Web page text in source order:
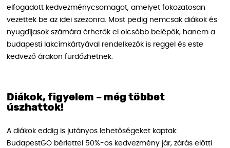
elfogadott kedvezménycsomagot, amelyet fokozatosan
vezettek be az idei szezonra. Most pedig nemcsak diákok és
nyugdíjasok számára érhetők el olcsóbb belépők, hanem a
budapesti lakcímkártyával rendelkezők is reggel és este
kedvező árakon fürdőzhetnek.
Diákok, figyelem – még többet
úszhattok!
A diákok eddig is jutányos lehetőségeket kaptak:
BudapestGO bérlettel 50%-os kedvezmény jár, zárás előtti